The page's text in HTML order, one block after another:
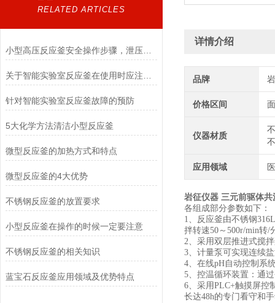
RELATED ARTICLES
小型高压反应釜安全操作步骤，泄压、投料规范完整说明
针对智能实验室反应釜故障的预防
5大化学方法清洁小型反应釜
微型反应釜的加热方式和特点
微型反应釜的4大优势
不锈钢反应釜的放置要求
小型反应釜在操作的时候一定要注意
不锈钢反应釜的相关知识
蓝宝石反应釜应用领域及优势特点
详情介绍
品牌
价格区间
仪器材质
应用领域
岩征仪器 三元前驱体共
各组成部分参数如下：
1、反应釜由不锈钢
拌转速50～500r/min转/
2、采用双层推进式搅
3、计量泵可实现连续
4、在线pH自动控制系
5、控温循环装置：通
6、采用PLC+触摸屏控
长达48h的专门看守和